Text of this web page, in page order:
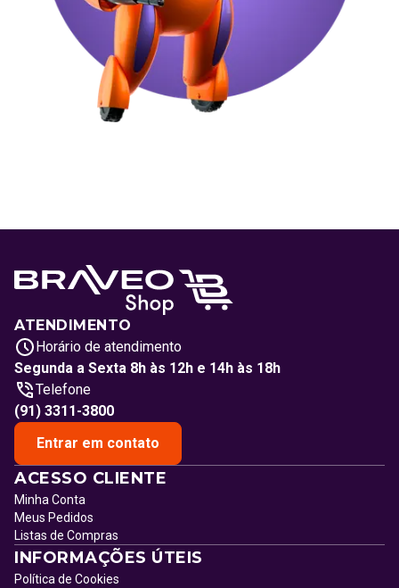
ATENDIMENTO
Horário de atendimento
Segunda a Sexta 8h às 12h e 14h às 18h
Telefone
(91) 3311-3800
Entrar em contato
ACESSO CLIENTE
Minha Conta
Meus Pedidos
Listas de Compras
INFORMAÇÕES ÚTEIS
Política de Cookies